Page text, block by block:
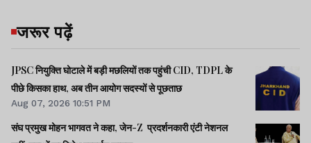
जरूर पढ़ें
JPSC नियुक्ति घोटाले में बड़ी मछलियों तक पहुंची CID, TDPL के
पीछे किसका हाथ, अब तीन आयोग सदस्यों से पूछताछ
Aug 07, 2026 10:51 PM
संघ प्रमुख मोहन भागवत ने कहा, जेन-Z प्रदर्शनकारी एंटी नेशनल